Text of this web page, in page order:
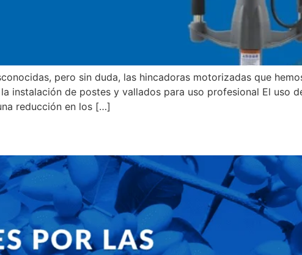
pero sin duda, las hincadoras motorizadas que
instalación de postes y vallados para uso profesional El uso
reducción en los […]